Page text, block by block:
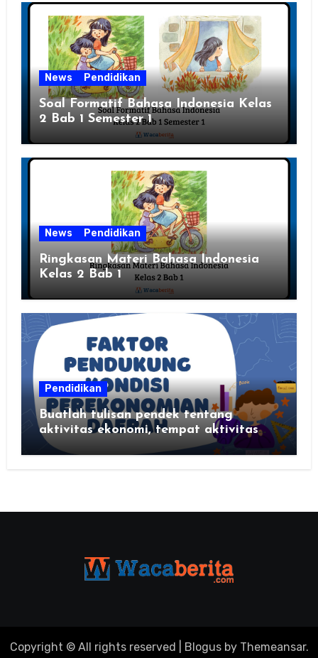
News Pendidikan
Soal Formatif Bahasa Indonesia Kelas
2 Bab 1 Semester 1
News Pendidikan
Ringkasan Materi Bahasa Indonesia
Kelas 2 Bab 1
Pendidikan
Buatlah tulisan pendek tentang
aktivitas ekonomi, tempat aktivitas
ekonomi, dan hasil produksi daerah
Copyright © All rights reserved Blogusby Themeansar.